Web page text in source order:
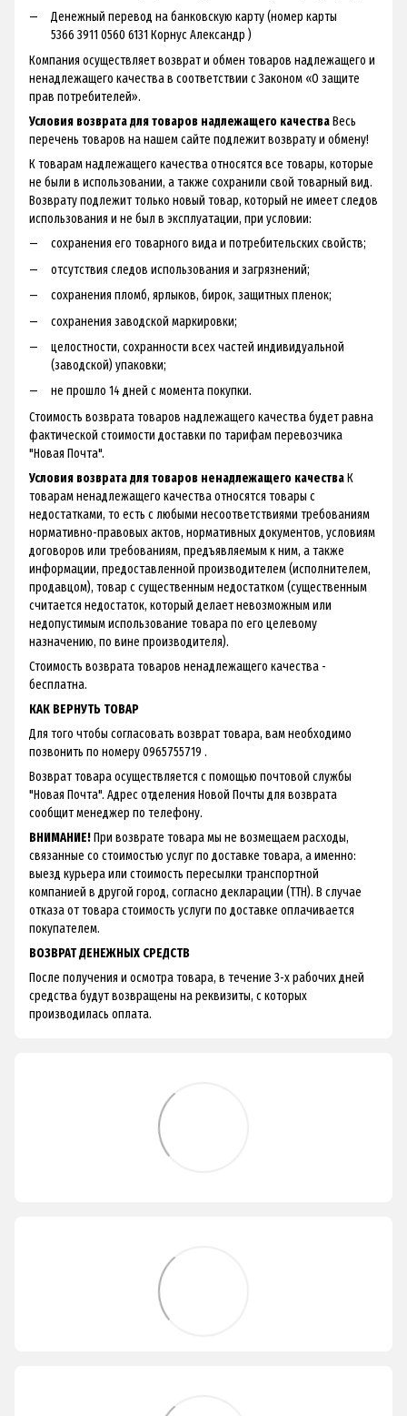
Денежный перевод на банковскую карту (номер карты
5366 3911 0560 6131 Корнус Александр )
Компания осуществляет возврат и обмен товаров надлежащего и
ненадлежащего качества в соответствии с Законом «О защите
прав потребителей».
Условия возврата для товаров надлежащего качестваВесь
перечень товаров на нашем сайте подлежит возврату и обмену!
К товарам надлежащего качества относятся все товары, которые
не были в использовании, а также сохранили свой товарный вид.
Возврату подлежит только новый товар, который не имеет следов
использования и не был в эксплуатации, при условии:
сохранения его товарного вида и потребительских свойств;
отсутствия следов использования и загрязнений;
сохранения пломб, ярлыков, бирок, защитных пленок;
сохранения заводской маркировки;
целостности, сохранности всех частей индивидуальной
(заводской) упаковки;
не прошло 14 дней с момента покупки.
Стоимость возврата товаров надлежащего качества будет равна
фактической стоимости доставки по тарифам перевозчика
"Новая Почта".
Условия возврата для товаров ненадлежащего качестваК
товарам ненадлежащего качества относятся товары с
недостатками, то есть с любыми несоответствиями требованиям
нормативно-правовых актов, нормативных документов, условиям
договоров или требованиям, предъявляемым к ним, а также
информации, предоставленной производителем (исполнителем,
продавцом), товар с существенным недостатком (существенным
считается недостаток, который делает невозможным или
недопустимым использование товара по его целевому
назначению, по вине производителя).
Стоимость возврата товаров ненадлежащего качества -
бесплатна.
КАК ВЕРНУТЬ ТОВАР
Для того чтобы согласовать возврат товара, вам необходимо
позвонить по номеру 0965755719 .
Возврат товара осуществляется с помощью почтовой службы
"Новая Почта". Адрес отделения Новой Почты для возврата
сообщит менеджер по телефону.
ВНИМАНИЕ!При возврате товара мы не возмещаем расходы,
связанные со стоимостью услуг по доставке товара, а именно:
выезд курьера или стоимость пересылки транспортной
компанией в другой город, согласно декларации (ТТН). В случае
отказа от товара стоимость услуги по доставке оплачивается
покупателем.
ВОЗВРАТ ДЕНЕЖНЫХ СРЕДСТВ
После получения и осмотра товара, в течение 3-х рабочих дней
средства будут возвращены на реквизиты, с которых
производилась оплата.